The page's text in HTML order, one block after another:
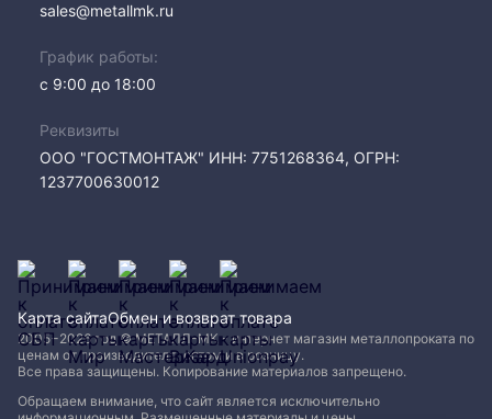
sales@metallmk.ru
График работы:
с 9:00 до 18:00
Реквизиты
ООО "ГОСТМОНТАЖ" ИНН: 7751268364, ОГРН:
1237700630012
2005−2026 год © МЕТАЛЛ-МК - интернет магазин металлопроката по
ценам от производителя, оптом и в розницу.
Все права защищены. Копирование материалов запрещено.
Обращаем внимание, что сайт является исключительно
Карта сайтаОбмен и возврат товара